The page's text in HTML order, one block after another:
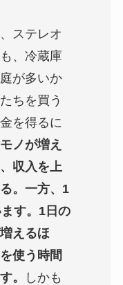
ステレオ
、冷蔵庫
が多いか
ちを買う
を得るに
モノが増え
収入を上
。一方、1
す。1日の
えるほ
使う時間
。
しかも